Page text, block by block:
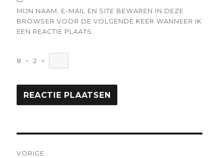
MIJN NAAM, E-MAIL EN SITE BEWAREN IN DEZE
BROWSER VOOR DE VOLGENDE KEER WANNEER IK
EEN REACTIE PLAATS.
8 − 2 =
VORIGE